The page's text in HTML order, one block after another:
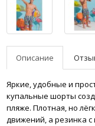
Описание
Яркие, удобные и
купальные шорты
пляже. Плотная, но
движений, а резинка